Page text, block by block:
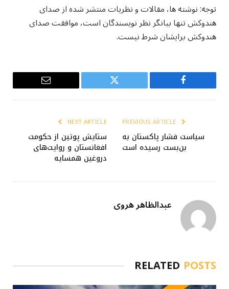
توجه: نوشته ها، مقالات و نظریات منتشر شده از صدای
هندوکش تنها بیانگر نظر نویسندگان است، موافقت صدای
هندوکش برایشان شرط نیست.
Facebook
Twitter
Email
سیاست فشار پاکستان به
بن‌بست رسیده است
NEXT ARTICLE
ستایش پوتین از حکومت
افغانستان و روایت‌های
دروغین همسایه
عبدالظاهر هروی
RELATED POSTS